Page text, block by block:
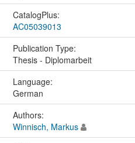
CatalogPlus:
AC05039013
Publication Type:
Thesis - Diplomarbeit
Language:
German
Authors:
Winnisch, Markus